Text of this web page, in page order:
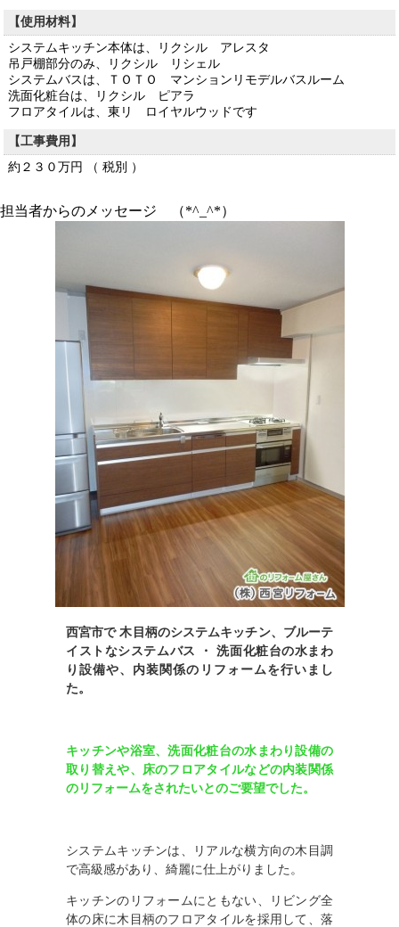
【使用材料】
システムキッチン本体は、リクシル アレスタ
吊戸棚部分のみ、リクシル リシェル
システムバスは、ＴＯＴＯ マンションリモデルバスルーム
洗面化粧台は、リクシル ピアラ
フロアタイルは、東リ ロイヤルウッドです
【工事費用】
約２３０万円 （ 税別 ）
担当者からのメッセージ （*^_^*）
西宮市で 木目柄のシステムキッチン、ブルーテ
イストなシステムバス ・ 洗面化粧台の水まわ
り設備や、内装関係のリフォームを行いまし
た。
キッチンや浴室、洗面化粧台の水まわり設備の
取り替えや、床のフロアタイルなどの内装関係
のリフォームをされたいとのご要望でした。
システムキッチンは、リアルな横方向の木目調
で高級感があり、綺麗に仕上がりました。
キッチンのリフォームにともない、リビング全
体の床に木目柄のフロアタイルを採用して、落